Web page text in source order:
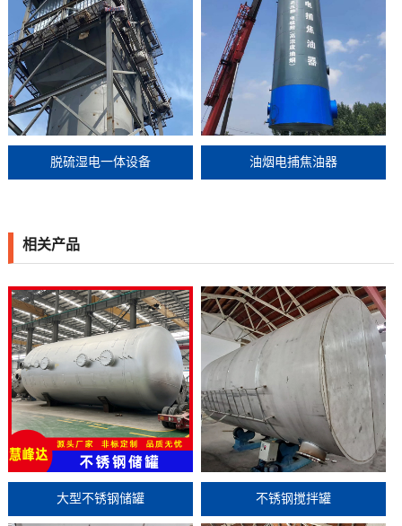
脱硫湿电一体设备 油烟电捕焦油器
相关产品
大型不锈钢储罐 不锈钢搅拌罐